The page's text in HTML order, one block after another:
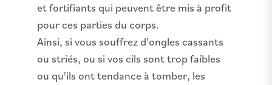
et fortifiants qui peuvent être mis à profit
pour ces parties du corps.
Ainsi, si vous souffrez d'ongles cassants
ou striés, ou si vos cils sont trop faibles
ou qu'ils ont tendance à tomber, les